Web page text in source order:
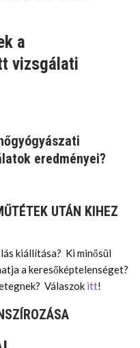
a
vizsgálati
eredményei?
UTÁN KIHEZ
kiállítása? Ki minősül
a keresőképtelenséget?
Válaszok itt!